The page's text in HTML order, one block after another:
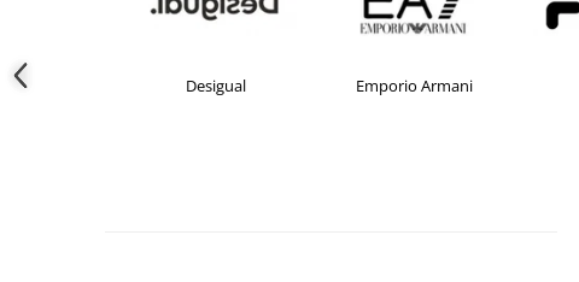
crocs Desigual Emporio Armani